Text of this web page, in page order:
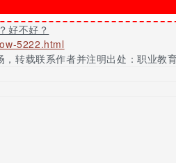
公办学校，是全省首批6所“省级
”、 “黔东南安全技术培训中心”、
好不好？
5222.html
转载联系作者并注明出处：职业教